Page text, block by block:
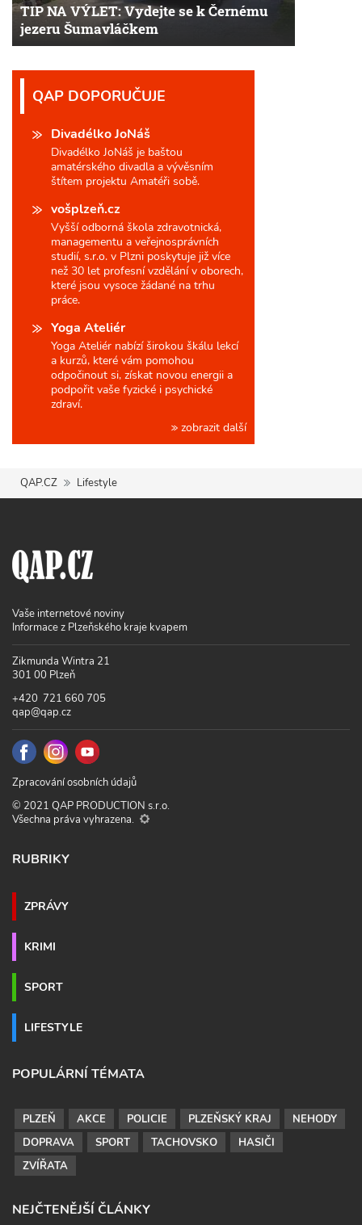
TIP NA VÝLET: Vydejte se k Černému
jezeru Šumavláčkem
QAP DOPORUČUJE
Divadélko JoNáš
Divadélko JoNáš je baštou
amatérského divadla a vývěsním
štítem projektu Amatéři sobě.
vošplzeň.cz
Vyšší odborná škola zdravotnická,
managementu a veřejnosprávních
studií, s.r.o. v Plzni poskytuje již více
než 30 let profesní vzdělání v oborech,
které jsou vysoce žádané na trhu
práce.
Yoga Ateliér
Yoga Ateliér nabízí širokou škálu lekcí
a kurzů, které vám pomohou
odpočinout si, získat novou energii a
podpořit vaše fyzické i psychické
zdraví.
zobrazit další
QAP.CZ Lifestyle
Vaše internetové noviny
Informace z Plzeňského kraje kvapem
Zikmunda Wintra 21
301 00 Plzeň
+420 721 660 705
qap@qap.cz
Zpracování osobních údajů
© 2021 QAP PRODUCTION s.r.o.
Všechna práva vyhrazena.
RUBRIKY
ZPRÁVY
KRIMI
SPORT
LIFESTYLE
POPULÁRNÍ TÉMATA
PLZEŇ AKCE POLICIE PLZEŇSKÝ KRAJ
NEHODY
DOPRAVA
SPORT TACHOVSKO
HASIČI
ZVÍŘATA
NEJČTENĚJŠÍ ČLÁNKY